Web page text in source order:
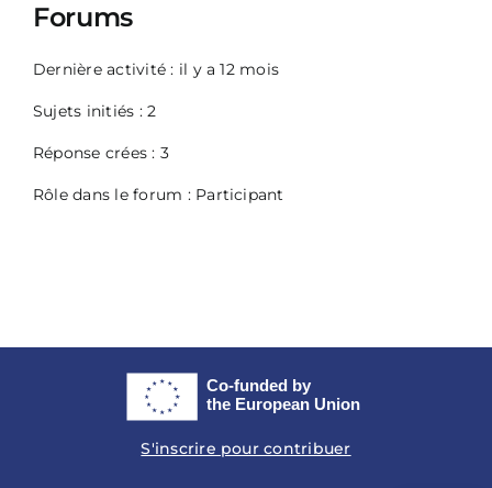
Forums
Dernière activité : il y a 12 mois
Sujets initiés : 2
Réponse crées : 3
Rôle dans le forum : Participant
S'inscrire pour contribuer